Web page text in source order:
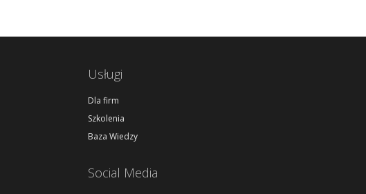
Usługi
Dla firm
Szkolenia
Baza Wiedzy
Social Media